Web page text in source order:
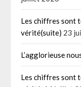
Les chiffres sont
vérité(suite) 23
L’agglorieuse
Les chiffres sont